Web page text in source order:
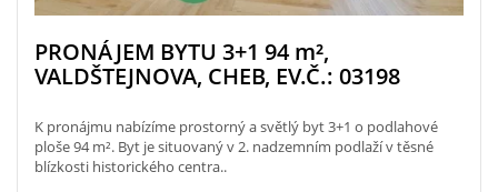
PRONÁJEM BYTU 3+1 94 m²,
VALDŠTEJNOVA, CHEB, EV.Č.: 03198
K pronájmu nabízíme prostorný a světlý byt 3+1 o podlahové
ploše 94 m². Byt je situovaný v 2. nadzemním podlaží v těsné
blízkosti historického centra..